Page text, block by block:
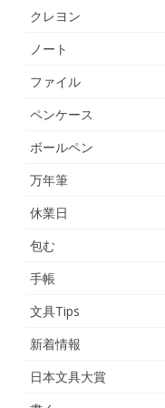
クレヨン
ノート
ファイル
ペンケース
ボールペン
万年筆
休業日
包む
手帳
文具Tips
新着情報
日本文具大賞